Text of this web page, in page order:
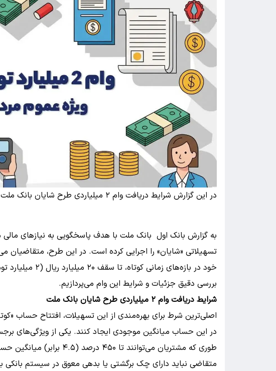
در این گزارش شرایط دریافت وام ۲ میلیاردی طرح شایان بانک ملت را می خوانید
به گزارش بانک اول بانک ملت با هدف پاسخگویی به نیازهای
تسهیلاتی «شایان» را اجرایی کرده است. در این طرح،
خود در بازه‌های
بررسی دقیق جزئیات و شرایط این وام می‌پردازیم.
شرایط دریافت وام ۲ میلیاردی طرح شایان بانک ملت
اصلی‌ترین شرط برای بهره‌مندی از این تسهیلات، افتتاح حساب
در این حساب میانگین موجودی ایجاد کنند. یکی از ویژگی‌های
طوری که مشتریان می‌توانند
متقاضی نباید دارای چک برگشتی یا بدهی معوق در سیستم بانکی